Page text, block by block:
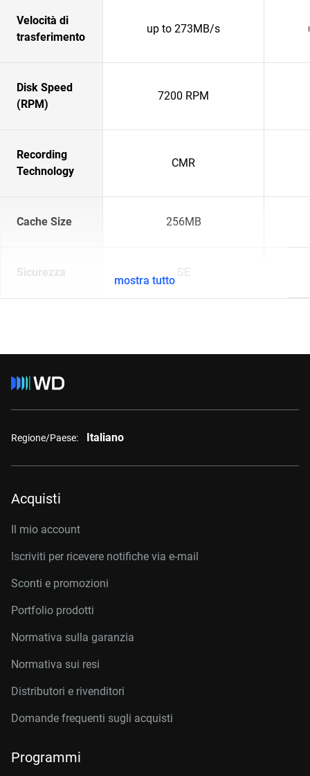
Velocità di
trasferimento
up to 273MB/s
Disk Speed
(RPM)
7200 RPM
Recording
Technology
CMR
Cache Size 256MB
Sicurezza SE
mostra tutto
Regione/Paese: Italiano
Acquisti
Il mio account
Iscriviti per ricevere notifiche via e-mail
Sconti e promozioni
Portfolio prodotti
Normativa sulla garanzia
Normativa sui resi
Distributori e rivenditori
Domande frequenti sugli acquisti
Programmi